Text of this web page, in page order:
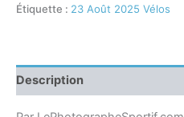
Étiquette : 23 Août 2025 Vélos
Description